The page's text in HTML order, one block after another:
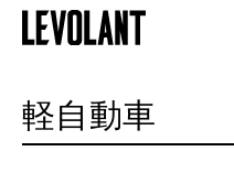
軽自動車